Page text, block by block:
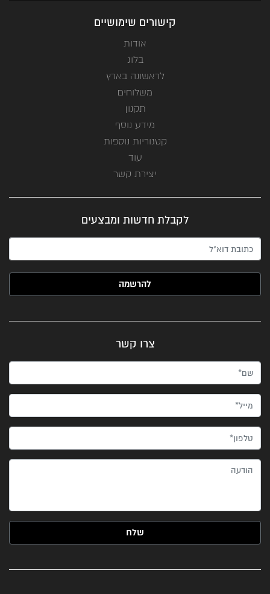
קישורים שימושיים
אודות
בלוג
לראשונה בארץ
משלוחים
תקנון
מידע נוסף
קטגוריות נוספות
עוד
יצירת קשר
לקבלת חדשות ומבצעים
האימייל שלך (חובה)
צרו קשר